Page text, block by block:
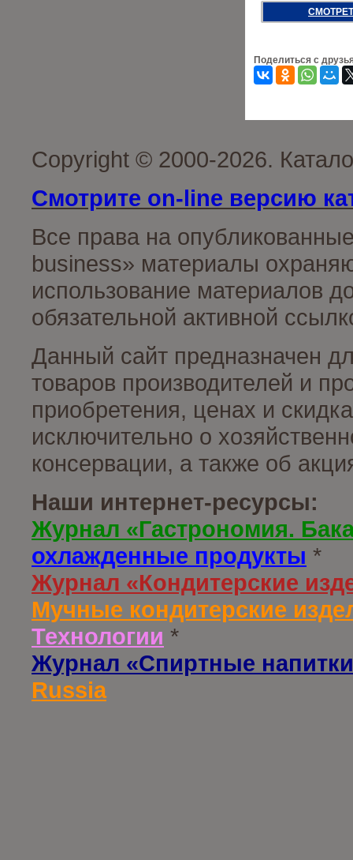
Поделиться с
Copyright © 2000-2026.
Смотрите on-line версию
Все права на
business» материалы
использование материалов
обязательной активной
Данный сайт предназначен
товаров производителей и
приобретения, ценах и
исключительно о
консервации, а также об
Наши интернет-ресурсы:
Журнал «Гастрономия.
охлажденные продукты *
Журнал «Кондитерские
Мучные кондитерские
Технологии *
Журнал «Спиртные
Russia